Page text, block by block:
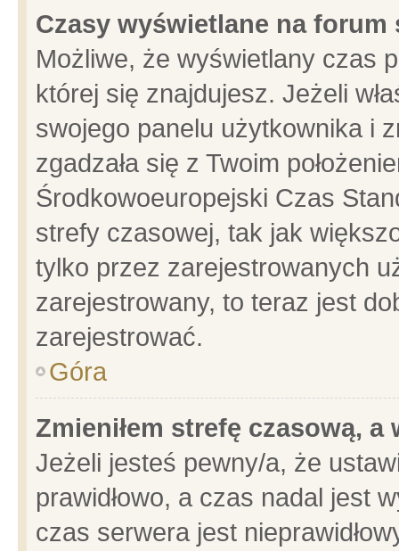
Czasy wyświetlane na forum
Możliwe, że wyświetlany czas
której się znajdujesz. Jeżeli
swojego panelu użytkownika i
zgadzała się z Twoim
Środkowoeuropejski Czas
strefy czasowej, tak jak
tylko przez zarejestrowanych
zarejestrowany, to teraz jest
zarejestrować.
Góra
Zmieniłem strefę czasową,
Jeżeli jesteś pewny/a, że
prawidłowo, a czas nadal jest
czas serwera jest